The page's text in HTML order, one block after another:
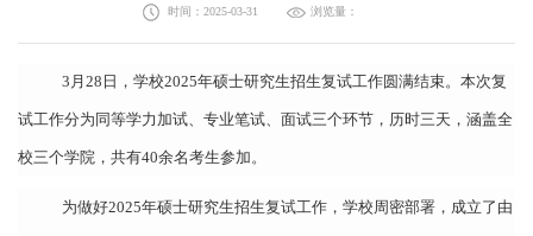
时间：2025-03-31 浏览量：
3月28日，学校2025年硕士研究生招生复试工作圆满结束。本次复
试工作分为同等学力加试、专业笔试、面试三个环节，历时三天，涵盖全
校三个学院，共有40余名考生参加。
为做好2025年硕士研究生招生复试工作，学校周密部署，成立了由